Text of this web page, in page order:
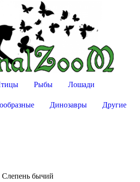
Рыбы Лошади
Динозавры Другие
Слепень бычий